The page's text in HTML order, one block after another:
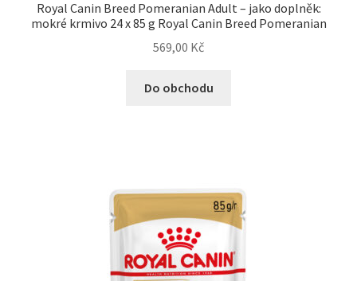
Royal Canin Breed Pomeranian Adult – jako doplněk:
mokré krmivo 24 x 85 g Royal Canin Breed Pomeranian
569,00 Kč
Do obchodu